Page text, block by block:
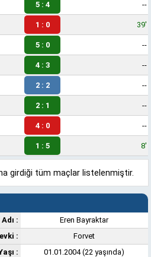
5 : 4 --
1 : 0 39'
5 : 0 --
4 : 3 --
2 : 2 --
2 : 1 --
4 : 0 --
1 : 5 8'
girdiği tüm maçlar listelenmiştir.
Adı :
Eren Bayraktar
:
Forvet
:
01.01.2004 (22 yaşında)